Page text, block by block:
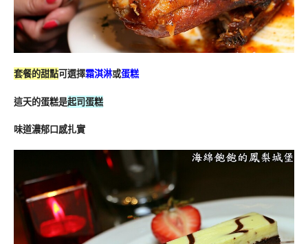
套餐的甜點可選擇霜淇淋或蛋糕
這天的蛋糕是起司蛋糕
味道濃郁口感扎實